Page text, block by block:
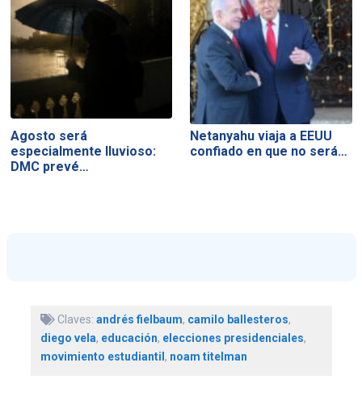
Agosto será
especialmente lluvioso:
DMC prevé…
Netanyahu viaja a EEUU
confiado en que no será…
Claves: andrés fielbaum, camilo ballesteros,
diego vela, educación, elecciones presidenciales,
movimiento estudiantil, noam titelman